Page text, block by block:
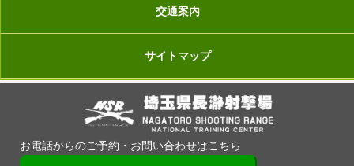
交通案内
サイトマップ
お電話からのご予約・お問い合わせはこちら